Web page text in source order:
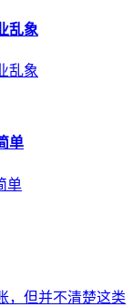
乱象
乱象
单
单
，但并不清楚这类